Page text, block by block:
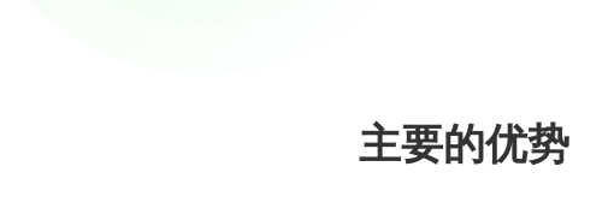
主要的优势